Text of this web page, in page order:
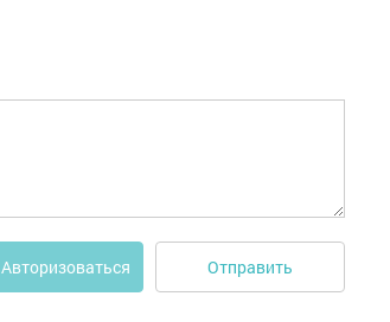
Авторизоваться Отправить